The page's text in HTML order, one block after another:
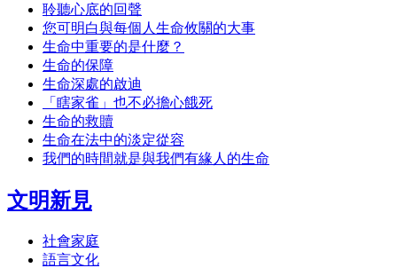
聆聽心底的回聲
您可明白與每個人生命攸關的大事
生命中重要的是什麼？
生命的保障
生命深處的啟迪
「瞎家雀」也不必擔心餓死
生命的救贖
生命在法中的淡定從容
我們的時間就是與我們有緣人的生命
文明新見
社會家庭
語言文化